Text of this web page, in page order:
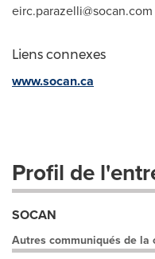
eirc.parazelli@socan.com
Liens connexes
www.socan.ca
Profil de
SOCAN
Autres communiqués de la